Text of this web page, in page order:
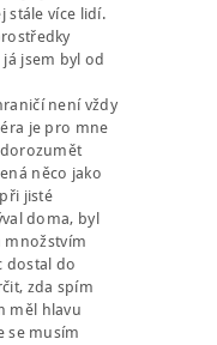
stále více lidí.
jsem byl od
není vždy
je pro mne
něco jako
jisté
doma, byl
množstvím
dostal do
zda spím
měl hlavu
se musím